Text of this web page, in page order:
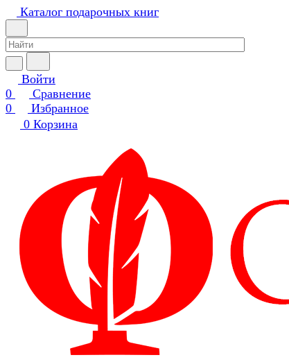
Каталог подарочных книг
Войти
0
Сравнение
0
Избранное
0 Корзина